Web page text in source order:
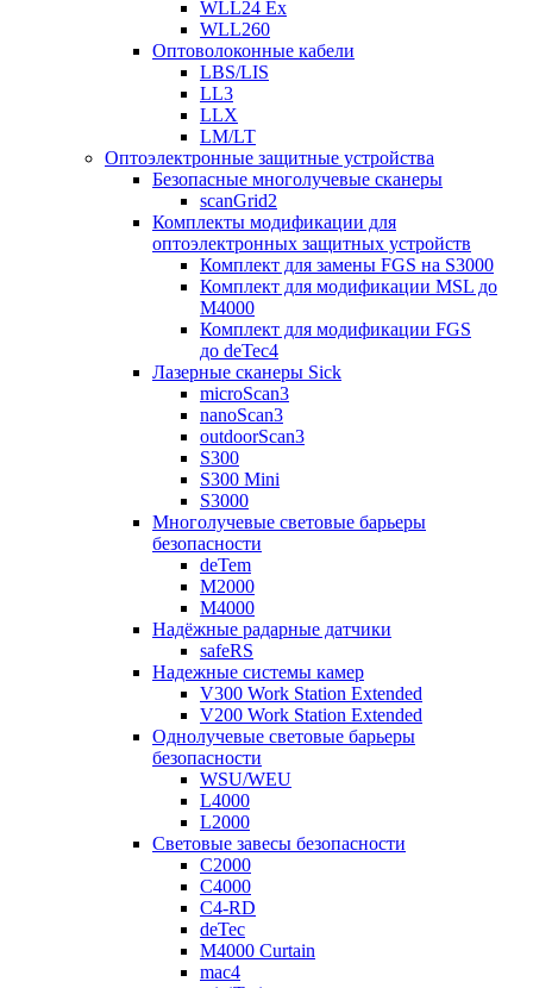
WLL24 Ex
WLL260
Оптоволоконные кабели
LBS/LIS
LL3
LLX
LM/LT
Оптоэлектронные защитные устройства
Безопасные многолучевые сканеры
scanGrid2
Комплекты модификации для
оптоэлектронных защитных устройств
Комплект для замены FGS на S3000
Комплект для модификации MSL до
M4000
Комплект для модификации FGS
до deTec4
Лазерные сканеры Sick
microScan3
nanoScan3
outdoorScan3
S300
S300 Mini
S3000
Многолучевые световые барьеры
безопасности
deTem
M2000
M4000
Надёжные радарные датчики
safeRS
Надежные системы камер
V300 Work Station Extended
V200 Work Station Extended
Однолучевые световые барьеры
безопасности
WSU/WEU
L4000
L2000
Световые завесы безопасности
C2000
C4000
C4-RD
deTec
M4000 Curtain
mac4